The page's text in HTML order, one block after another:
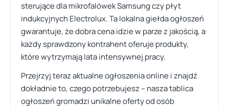
sterujące dla mikrofalówek Samsung czy płyt
indukcyjnych Electrolux. Ta lokalna giełda ogłoszeń
gwarantuje, że dobra cena idzie w parze z jakością, a
każdy sprawdzony kontrahent oferuje produkty,
które wytrzymają lata intensywnej pracy.
Przejrzyj teraz aktualne ogłoszenia online i znajdź
dokładnie to, czego potrzebujesz – nasza tablica
ogłoszeń gromadzi unikalne oferty od osób